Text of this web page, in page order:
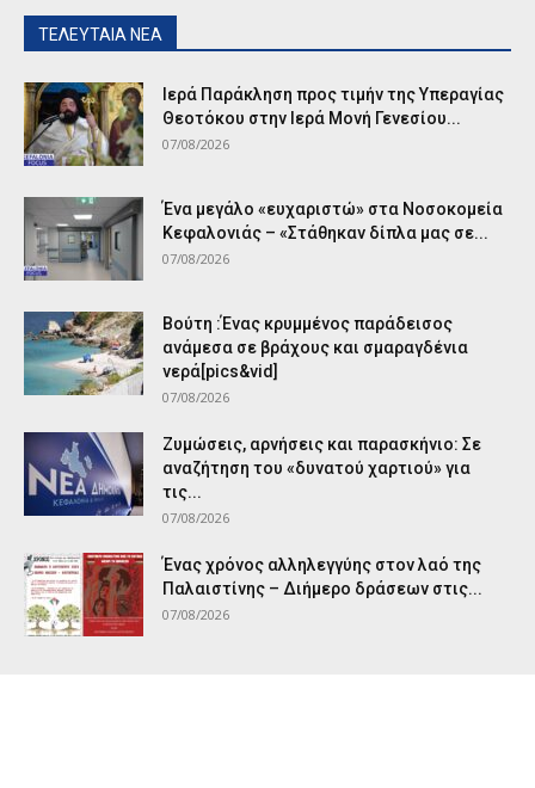
ΤΕΛΕΥΤΑΙΑ ΝΕΑ
Ιερά Παράκληση προς τιμήν της Υπεραγίας
Θεοτόκου στην Ιερά Μονή Γενεσίου...
07/08/2026
Ένα μεγάλο «ευχαριστώ» στα Νοσοκομεία
Κεφαλονιάς – «Στάθηκαν δίπλα μας σε...
07/08/2026
Βούτη :Ένας κρυμμένος παράδεισος
ανάμεσα σε βράχους και σμαραγδένια
νερά[pics&vid]
07/08/2026
Ζυμώσεις, αρνήσεις και παρασκήνιο: Σε
αναζήτηση του «δυνατού χαρτιού» για
τις...
07/08/2026
Ένας χρόνος αλληλεγγύης στον λαό της
Παλαιστίνης – Διήμερο δράσεων στις...
07/08/2026